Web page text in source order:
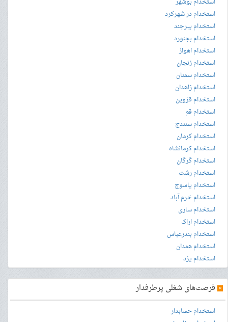
استخدام در شهرکرد
استخدام بیرجند
استخدام بجنورد
استخدام اهواز
استخدام زنجان
استخدام سمنان
استخدام زاهدان
استخدام قزوین
استخدام قم
استخدام سنندج
استخدام کرمان
استخدام کرمانشاه
استخدام گرگان
استخدام رشت
استخدام یاسوج
استخدام خرم آباد
استخدام ساری
استخدام اراک
استخدام بندرعباس
استخدام همدان
استخدام یزد
» فرصت‌های شغلی پرطرفدار
استخدام حسابدار